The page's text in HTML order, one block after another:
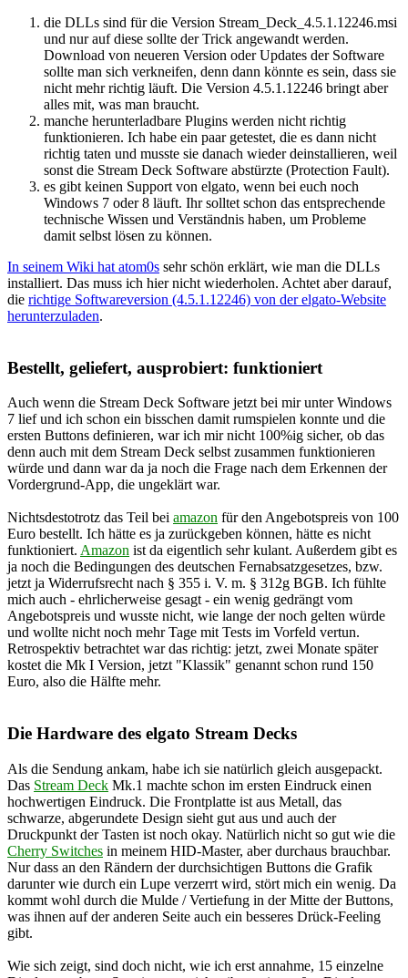
die DLLs sind für die Version Stream_Deck_4.5.1.12246.msi
und nur auf diese sollte der Trick angewandt werden.
Download von neueren Version oder Updates der Software
sollte man sich verkneifen, denn dann könnte es sein, dass sie
nicht mehr richtig läuft. Die Version 4.5.1.12246 bringt aber
alles mit, was man braucht.
manche herunterladbare Plugins werden nicht richtig
funktionieren. Ich habe ein paar getestet, die es dann nicht
richtig taten und musste sie danach wieder deinstallieren, weil
sonst die Stream Deck Software abstürzte (Protection Fault).
es gibt keinen Support von elgato, wenn bei euch noch
Windows 7 oder 8 läuft. Ihr solltet schon das entsprechende
technische Wissen und Verständnis haben, um Probleme
damit selbst lösen zu können.
In seinem Wiki hat atom0s sehr schön erklärt, wie man die DLLs
installiert. Das muss ich hier nicht wiederholen. Achtet aber darauf,
die richtige Softwareversion (4.5.1.12246) von der elgato-Website
herunterzuladen.
Bestellt, geliefert, ausprobiert: funktioniert
Auch wenn die Stream Deck Software jetzt bei mir unter Windows
7 lief und ich schon ein bisschen damit rumspielen konnte und die
ersten Buttons definieren, war ich mir nicht 100%ig sicher, ob das
denn auch mit dem Stream Deck selbst zusammen funktionieren
würde und dann war da ja noch die Frage nach dem Erkennen der
Vordergrund-App, die ungeklärt war.
Nichtsdestotrotz das Teil bei amazon für den Angebotspreis von 100
Euro bestellt. Ich hätte es ja zurückgeben können, hätte es nicht
funktioniert. Amazon ist da eigentlich sehr kulant. Außerdem gibt es
ja noch die Bedingungen des deutschen Fernabsatzgesetzes, bzw.
jetzt ja Widerrufsrecht nach § 355 i. V. m. § 312g BGB. Ich fühlte
mich auch - ehrlicherweise gesagt - ein wenig gedrängt vom
Angebotspreis und wusste nicht, wie lange der noch gelten würde
und wollte nicht noch mehr Tage mit Tests im Vorfeld vertun.
Retrospektiv betrachtet war das richtig: jetzt, zwei Monate später
kostet die Mk I Version, jetzt "Klassik" genannt schon rund 150
Euro, also die Hälfte mehr.
Die Hardware des elgato Stream Decks
Als die Sendung ankam, habe ich sie natürlich gleich ausgepackt.
Das Stream Deck Mk.1 machte schon im ersten Eindruck einen
hochwertigen Eindruck. Die Frontplatte ist aus Metall, das
schwarze, abgerundete Design sieht gut aus und auch der
Druckpunkt der Tasten ist noch okay. Natürlich nicht so gut wie die
Cherry Switches in meinem HID-Master, aber durchaus brauchbar.
Nur dass an den Rändern der durchsichtigen Buttons die Grafik
darunter wie durch ein Lupe verzerrt wird, stört mich ein wenig. Da
kommt wohl durch die Mulde / Vertiefung in der Mitte der Buttons,
was ihnen auf der anderen Seite auch ein besseres Drück-Feeling
gibt.
Wie sich zeigt, sind doch nicht, wie ich erst annahme, 15 einzelne